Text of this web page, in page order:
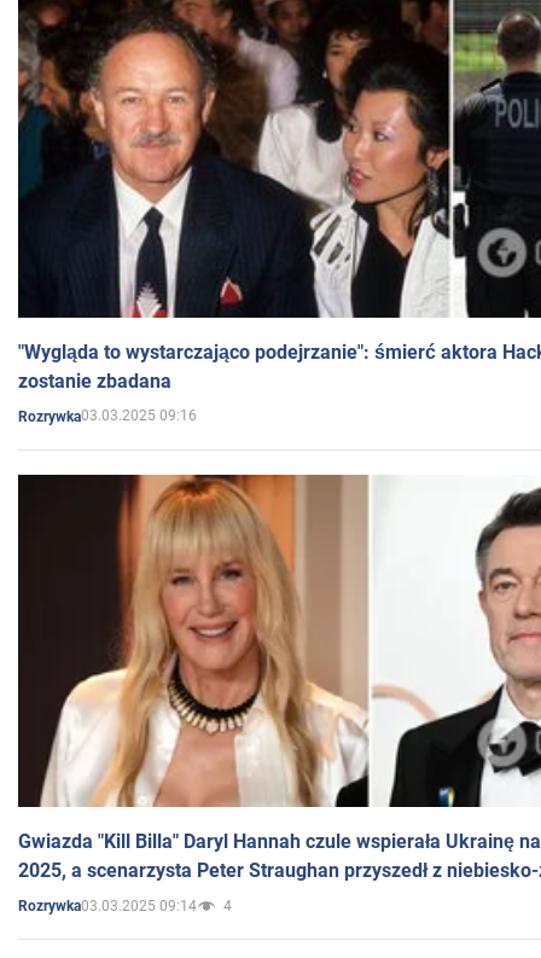
"Wygląda to wystarczająco podejrzanie": śmierć aktora
zostanie zbadana
Rozrywka03.03.2025 09:16
Gwiazda "Kill Billa" Daryl Hannah czule wspierała Ukrainę
2025, a scenarzysta Peter Straughan przyszedł z
Rozrywka03.03.2025 09:14 4